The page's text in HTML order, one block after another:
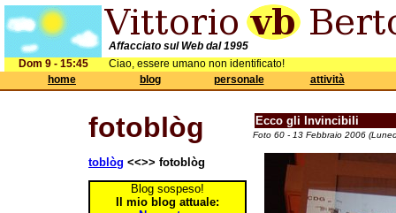
Affacciato sul Web dal 1995
Dom 9 - 15:45
Ciao, essere umano non identificato!
home
blog personale attività
fotoblòg
toblòg <<>> fotoblòg
Blog sospeso!
Il mio blog attuale:
Ecco gli Invincibili
Foto 60 - 13 Febbraio 2006